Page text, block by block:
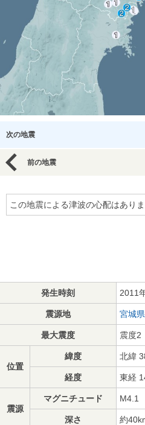
次の地震
前の地震
この地震による津波の心配はありま
発生時刻 2011
震源地 宮城
最大震度 震度2
位置
緯度 北緯
経度 東経
震源
マグニチュード M4.1
深さ 約